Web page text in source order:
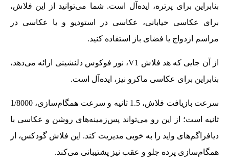
بنابراین برای پرتره، ایده‌آل است. شما می‌توانید از این فلاش،
برای عکاسی خیابانی، عکاسی در استودیو و یا عکاسی در
مراسم ازدواج یا فضای باز استفاده کنید.
از آن جایی که هد فلاش V1، نور فوکوس دلنشینی ارائه می‌دهد،
بنابراین برای عکاسی ماکرو نیز، ایده‌آل است.
سرعت بازیافت فلاش، 1.5 ثانیه و سرعت همگام‌سازی، 1/8000
ثانیه است؛ از این رو می‌تواند پس‌زمینه‌های روشن و عکاسی با
دیافراگم‌های واید را به خوبی مدیریت کند. این فلاش گودکس، از
همگام‌سازی پرده جلو و عقب نیز پشتیبانی می‌کند.